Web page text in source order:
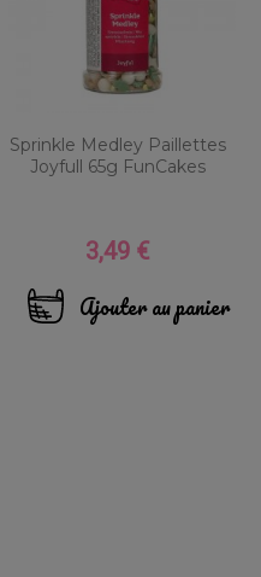
Sprinkle Medley Paillettes
Joyfull 65g FunCakes
Prix
3,49 €
Ajouter au panier